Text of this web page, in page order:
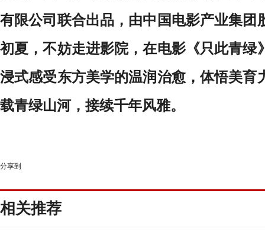
有限公司联合出品，由中国电影产业集团
初夏，不妨走进影院，在电影《只此青绿
浸式感受东方美学的温润治愈，体悟美育
载青绿山河，接续千年风雅。
分享到
相关推荐